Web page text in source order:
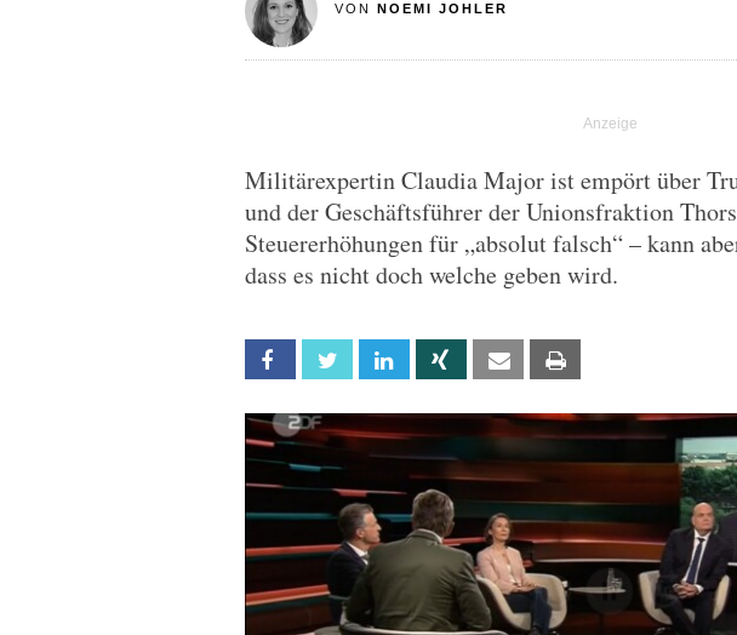
VON NOEMI JOHLER
Militärexpertin Claudia Major ist empört über
und der Geschäftsführer der Unionsfraktion
Steuererhöhungen für „absolut falsch“ – kann
dass es nicht doch welche geben wird.
Facebook Twitter Linkedin Xing Email